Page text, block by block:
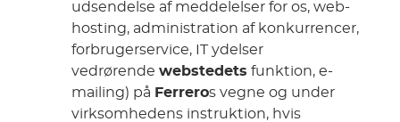
udsendelse af meddelelser for os, web-
hosting, administration af konkurrencer,
forbrugerservice, IT ydelser
vedrørende webstedets funktion, e-
mailing) på Ferreros vegne og under
virksomhedens instruktion, hvis